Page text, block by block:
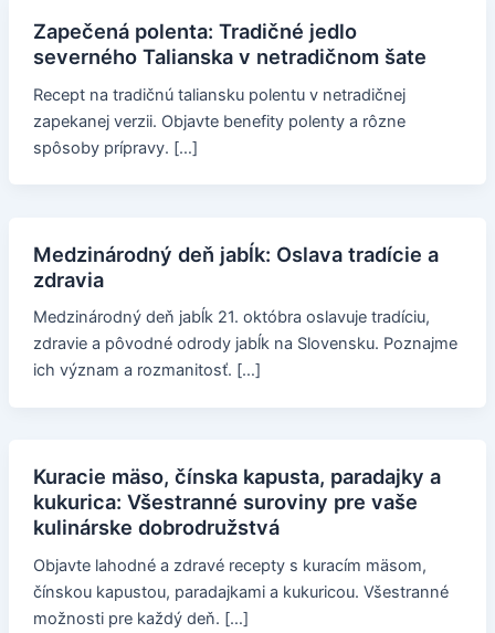
Zapečená polenta: Tradičné jedlo
severného Talianska v netradičnom šate
Recept na tradičnú taliansku polentu v netradičnej
zapekanej verzii. Objavte benefity polenty a rôzne
spôsoby prípravy. […]
Medzinárodný deň jabĺk: Oslava tradície a
zdravia
Medzinárodný deň jabĺk 21. októbra oslavuje tradíciu,
zdravie a pôvodné odrody jabĺk na Slovensku. Poznajme
ich význam a rozmanitosť. […]
Kuracie mäso, čínska kapusta, paradajky a
kukurica: Všestranné suroviny pre vaše
kulinárske dobrodružstvá
Objavte lahodné a zdravé recepty s kuracím mäsom,
čínskou kapustou, paradajkami a kukuricou. Všestranné
možnosti pre každý deň. […]